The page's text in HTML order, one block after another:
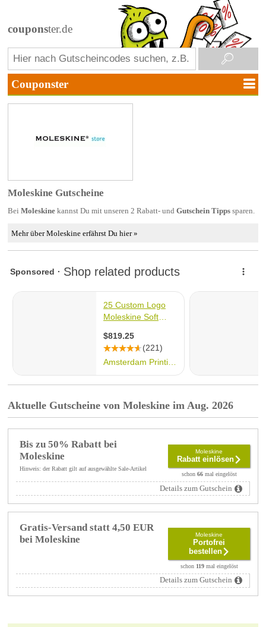
couponster.de
Moleskine Gutscheine
Bei Moleskinekannst Du mit unseren 2 Rabatt- und Gutschein Tippssparen.
Mehr über Moleskine erfährst Du hier »
Aktuelle Gutscheine von Moleskine im Aug. 2026
Bis zu 50% Rabatt bei
Moleskine
Hinweis: der Rabatt gilt auf ausgewählte Sale-Artikel
Moleskine
Rabatt einlösen
schon 66mal eingelöst
Details zum Gutschein
Gratis-Versand statt 4,50 EUR
bei Moleskine
Moleskine
Portofrei
bestellen
schon 119mal eingelöst
Details zum Gutschein